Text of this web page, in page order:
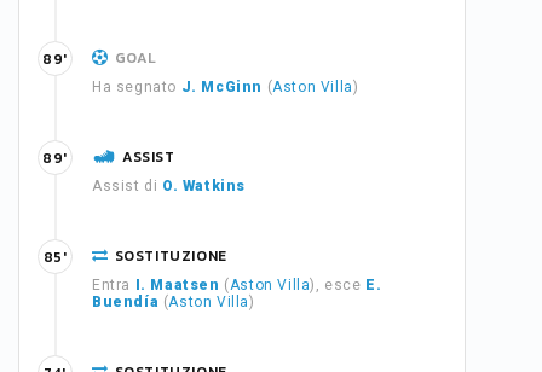
GOAL
Ha segnato J. McGinn (Aston Villa)
89'
ASSIST
Assist di O. Watkins
89'
SOSTITUZIONE
Entra I. Maatsen (Aston Villa), esce E.
Buendía (Aston Villa)
85'